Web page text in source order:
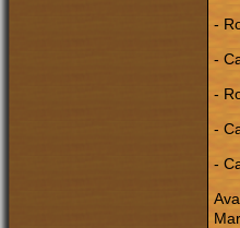
-
-
-
-
-